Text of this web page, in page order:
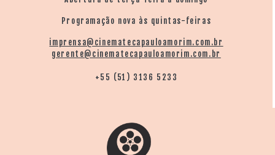
Programação nova às quintas-feiras
imprensa@cinematecapauloamorim.com.br
gerente@cinematecapauloamorim.com.br
+55 (51) 3136 5233